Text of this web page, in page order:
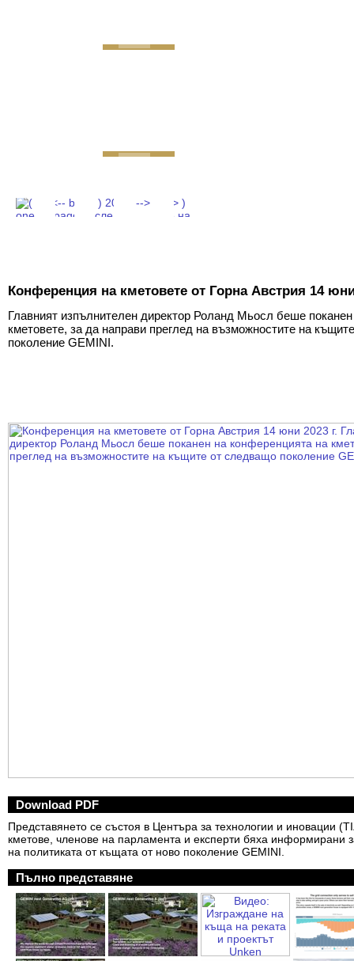
Конференция на кметовете от Горна Австрия 14 юни
Главният изпълнителен директор Роланд Мьосл беше
кметовете, за да направи преглед на възможностите на
поколение GEMINI.
Download PDF
Представянето се състоя в Центъра за технологии и иновации
кметове, членове на парламента и експерти бяха информирани
на политиката от къщата от ново поколение GEMINI.
Пълно представяне